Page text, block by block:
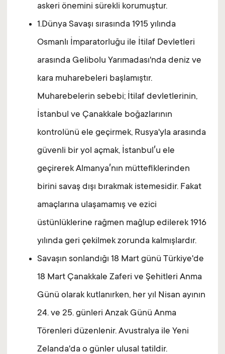
askeri önemini sürekli korumuştur.
1.Dünya Savaşı sırasında 1915 yılında
Osmanlı İmparatorluğu ile İtilaf Devletleri
arasında Gelibolu Yarımadası'nda deniz ve
kara muharebeleri başlamıştır.
Muharebelerin sebebi; İtilaf devletlerinin,
İstanbul ve Çanakkale boğazlarının
kontrolünü ele geçirmek, Rusya'yla arasında
güvenli bir yol açmak, İstanbul′u ele
geçirerek Almanya′nın müttefiklerinden
birini savaş dışı bırakmak istemesidir. Fakat
amaçlarına ulaşamamış ve ezici
üstünlüklerine rağmen mağlup edilerek 1916
yılında geri çekilmek zorunda kalmışlardır.
Savaşın sonlandığı 18 Mart günü Türkiye'de
18 Mart Çanakkale Zaferi ve Şehitleri Anma
Günü olarak kutlanırken, her yıl Nisan ayının
24. ve 25. günleri Anzak Günü Anma
Törenleri düzenlenir. Avustralya ile Yeni
Zelanda'da o günler ulusal tatildir.